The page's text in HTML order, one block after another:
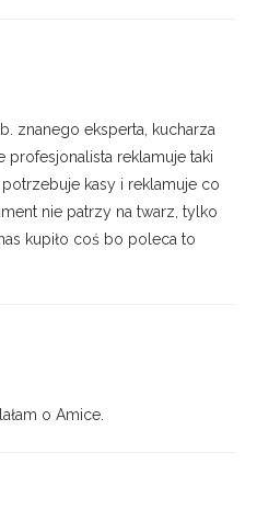
znanego eksperta, kucharza
profesjonalista reklamuje taki
kasy i reklamuje co
nie patrzy na twarz, tylko
kupiło coś bo poleca to
o Amice.